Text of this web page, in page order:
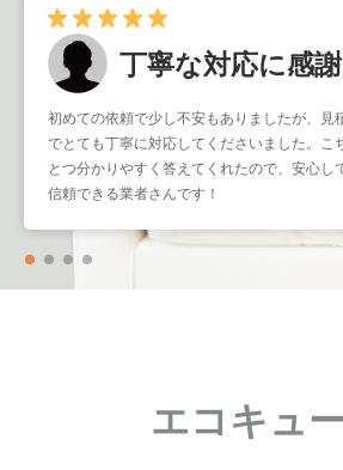
早くて確実！
暑くなる前に取り付けをお願いしたかったの
ズで助かりました。工事もスピーディーなの
で、仕上がりも大満足です。こういう業者さ
と思いました。
エコキュ